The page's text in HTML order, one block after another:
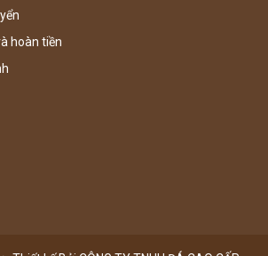
hoàn tiền